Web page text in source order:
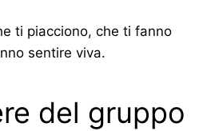
ti piacciono, che ti fanno
sentire viva.
del gruppo